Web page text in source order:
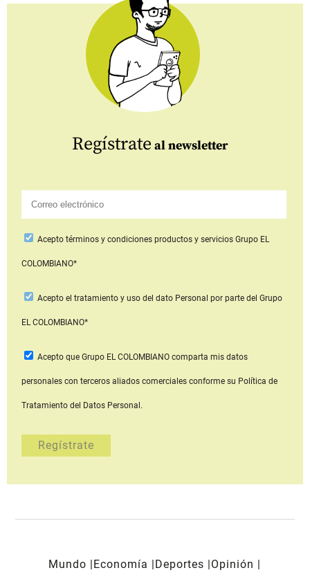
Regístrate al newsletter
Aceptotérminos y condiciones productos y serviciosGrupo EL
COLOMBIANO*
Acepto el tratamiento y uso del dato Personal por parte del Grupo
EL COLOMBIANO*
Acepto que Grupo EL COLOMBIANOcomparta mis datos
personales con terceros aliados comerciales conforme su Política de
Tratamiento del Datos Personal.
Mundo Economía Deportes
Opinión